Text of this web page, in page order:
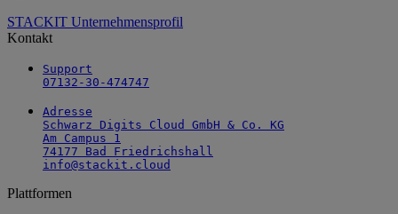
STACKIT Unternehmensprofil
Kontakt
Support
07132-30-474747
Adresse
Schwarz Digits Cloud GmbH & Co. KG
Am Campus 1
74177 Bad Friedrichshall
info@stackit.cloud
Plattformen